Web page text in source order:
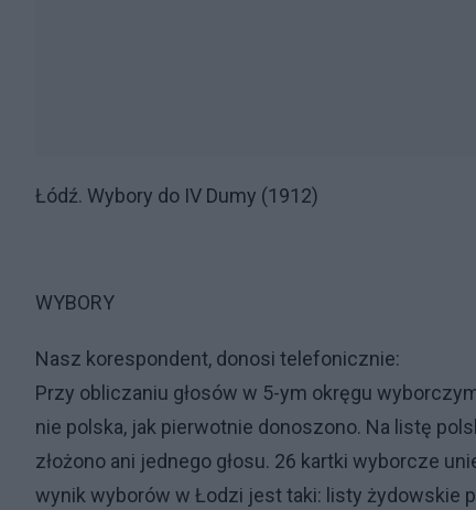
Łódź. Wybory do IV Dumy (1912)
WYBORY
Nasz korespondent, donosi telefonicznie:
Przy obliczaniu głosów w 5-ym okręgu
nie polska, jak pierwotnie donoszono. Na listę
złożono ani jednego głosu. 26 kartki wyborcze
wynik wyborów w Łodzi jest taki: listy żydowskie